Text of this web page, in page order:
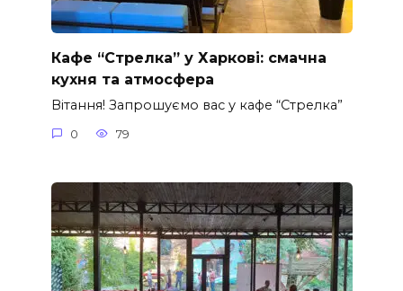
Кафе “Стрелка” у Харкові: смачна
кухня та атмосфера
Вітання! Запрошуємо вас у кафе “Стрелка”
0 79